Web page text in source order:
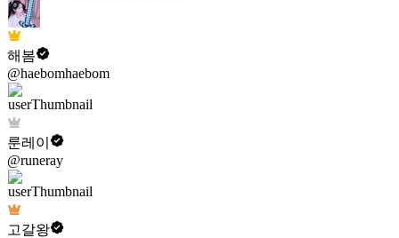
해봄
@haebomhaebom
룬레이
@runeray
고갈왕